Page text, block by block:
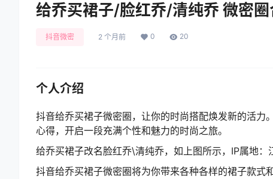
给乔买裙子/脸红乔/清纯乔 微密
抖音微密 2 个月前 0 20
个人介绍
抖音给乔买裙子微密圈，让你的时尚搭配焕发新的活
心得，开启一段充满个性和魅力的时尚之旅。
给乔买裙子改名脸红乔\清纯乔，如上图所示，IP属地
抖音给乔买裙子微密圈将为你带来各种各样的裙子款式